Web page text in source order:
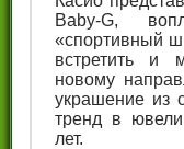
Baby-G,
«спортивный
встретить и
новому
украшение из
тренд в
лет.